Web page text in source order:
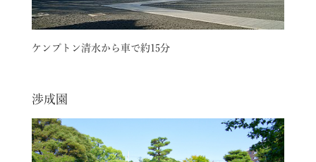
ケンプトン清水から車で約15分
渉成園